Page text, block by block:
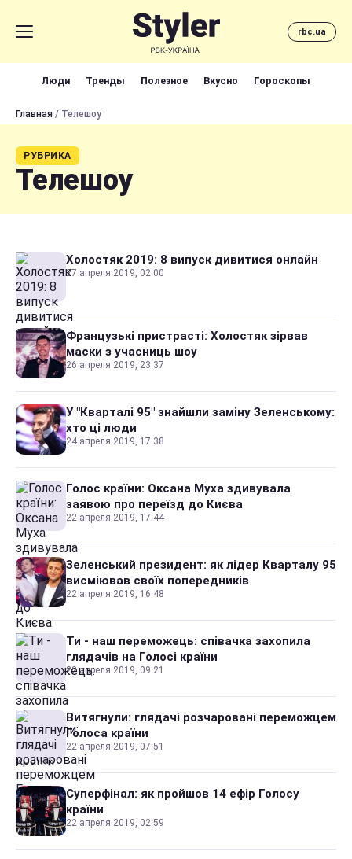
rbc.ua
Люди Тренды Полезное Вкусно Гороскопы
Главная / Телешоу
РУБРИКА
Телешоу
Холостяк 2019: 8 випуск дивитися онлайн
27 апреля 2019, 02:00
Французькі пристрасті: Холостяк зірвав
маски з учасниць шоу
26 апреля 2019, 23:37
У "Кварталі 95" знайшли заміну Зеленському:
хто ці люди
24 апреля 2019, 17:38
Голос країни: Оксана Муха здивувала
заявою про переїзд до Києва
22 апреля 2019, 17:44
Зеленський президент: як лідер Кварталу 95
висміював своїх попередників
22 апреля 2019, 16:48
Ти - наш переможець: співачка захопила
глядачів на Голосі країни
22 апреля 2019, 09:21
Витягнули: глядачі розчаровані переможцем
Голоса країни
22 апреля 2019, 07:51
Суперфінал: як пройшов 14 ефір Голосу
країни
22 апреля 2019, 02:59